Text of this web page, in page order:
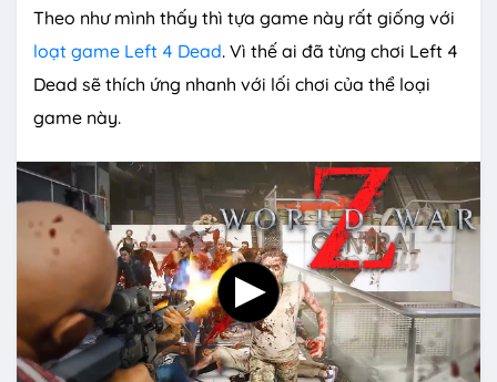
Theo như mình thấy thì tựa game này rất giống với
loạt game Left 4 Dead. Vì thế ai đã từng chơi Left 4
Dead sẽ thích ứng nhanh với lối chơi của thể loại
game này.